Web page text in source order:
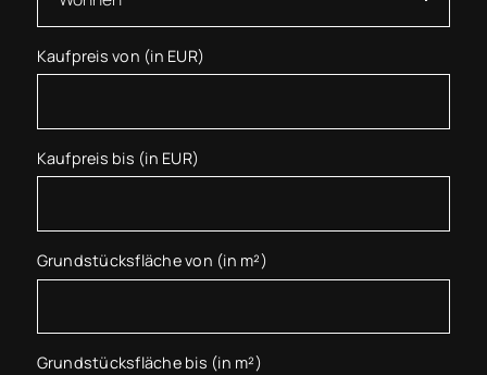
Kaufpreis von (in EUR)
Kaufpreis bis (in EUR)
Grundstücksfläche von (in m²)
Grundstücksfläche bis (in m²)